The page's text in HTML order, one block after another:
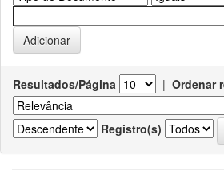
Resultados/Página | Ordenar
Registro(s)